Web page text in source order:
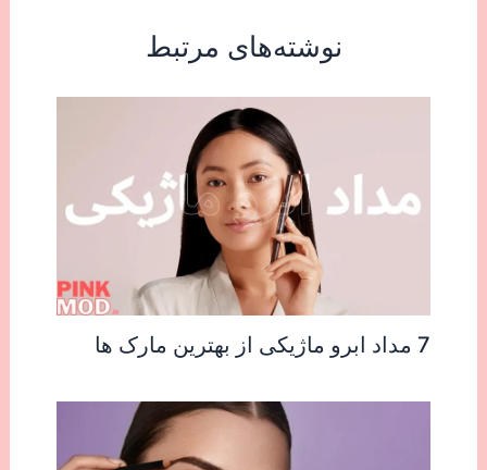
نوشته‌های مرتبط
7 مداد ابرو ماژیکی از بهترین مارک ها